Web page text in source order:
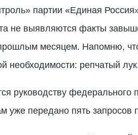
партии «Единая
не выявляются факты
месяцем. Напомню,
необходимости: репчатый
руководству
передано пять запросов